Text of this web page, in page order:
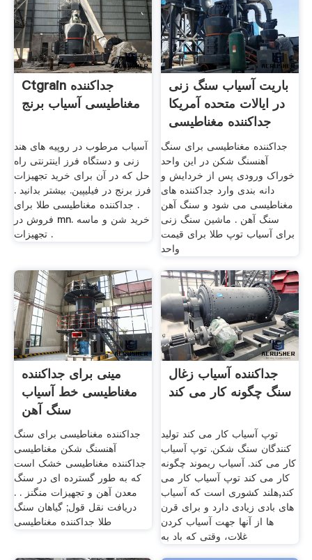
Ctgrain جداکننده
مغناطیسی آسیاب برنج
آسیاب مرطوب در روپیه های هند
زنی و دستگاه فرز اینترنتی راه
حل که در آن برای خرید تجهیزات
فرز برنج در فیلیپین. بیشتر بدانید .
. جداکننده مغناطیسی طلا برای
فروش در mn. خرید شن و ماسه
تجهیزات .
باریت آسیاب سنگ زنی
در ایالات متحده آمریکا
جداکننده مغناطیسی
جداکننده مغناطیسی برای سنگ
آهنسنگ شکن در این واحد
خوراک ورودی پس از خردایش و
دانه بندی وارد جداکننده های
مغناطیسی می شود و سنگ آهن
سنگ آهن . ماشین سنگ زنی
برای آسیاب توپ طلا برای قیمت
واحد
مینی برای جداکننده
مغناطیسی خط آسیاب
سنگ آهن
جداکننده مغناطیسی برای سنگ
آهنسنگ شکن مغناطیسی
جداکننده مغناطیسی خشک است
که به طور گسترده ای در سنگ
معدن آهن و تجهیزات منگنز . .
دریافت نقل قول; گیاهان سنگ
طلا جداکننده مغناطیسی
جداکننده آسیاب زغال
سنگ چگونه کار می کند
توپ آسیاب کار می کند تولید
کنندگان سنگ شکن. توپ آسیاب
کار می کند. آسیاب ریموند چگونه
کار می کند توپ آسیاب کار می
کند,هلند کشوری است که آسیاب
های بادی زیادی دارد و برای قرن
ها از آنها جهت آسیاب کردن
غلات، وقتی که باد به